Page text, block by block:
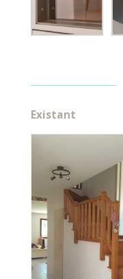
Existant